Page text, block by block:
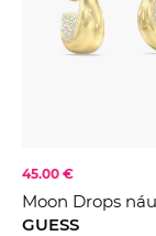
45.00 €
Moon Drops
GUESS